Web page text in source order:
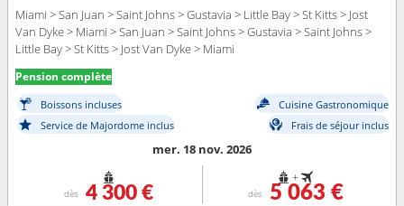
Miami > San Juan > Saint Johns > Gustavia > Little Bay > St Kitts > Jost
Van Dyke > Miami > San Juan > Saint Johns > Gustavia > Saint Johns >
Little Bay > St Kitts > Jost Van Dyke > Miami
Pension complète
Boissons incluses
Cuisine Gastronomique
Service de Majordome inclus
Frais de séjour inclus
mer. 18 nov. 2026
dès 4 300 €
+
dès 5 063 €